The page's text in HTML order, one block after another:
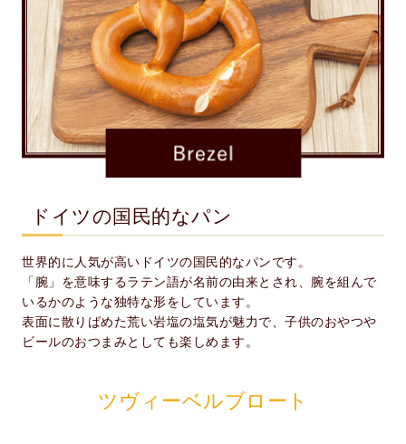
ドイツの国民的なパン
世界的に人気が高いドイツの国民的なパンです。
「腕」を意味するラテン語が名前の由来とされ、腕を組んで
いるかのような独特な形をしています。
表面に散りばめた荒い岩塩の塩気が魅力で、子供のおやつや
ビールのおつまみとしても楽しめます。
ツヴィーベルブロート